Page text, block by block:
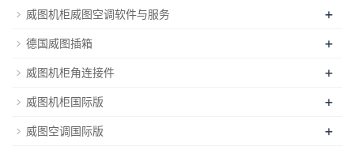
威图机柜威图空调软件与服务 +
德国威图插箱 +
威图机柜角连接件 +
威图机柜国际版 +
威图空调国际版 +